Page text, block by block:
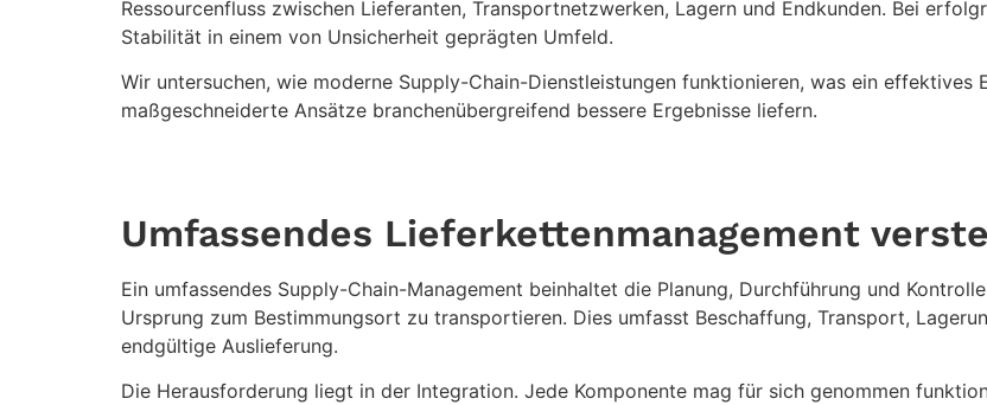
Ressourcenfluss zwischen Lieferanten, Transportnetzwerken, Lagern und Endkunden. Bei
Stabilität in einem von Unsicherheit geprägten Umfeld.
Wir untersuchen, wie moderne Supply-Chain-Dienstleistungen funktionieren, was ein effektives
maßgeschneiderte Ansätze branchenübergreifend bessere Ergebnisse liefern.
Umfassendes Lieferkettenmanagement
Ein umfassendes Supply-Chain-Management beinhaltet die Planung, Durchführung und
Ursprung zum Bestimmungsort zu transportieren. Dies umfasst Beschaffung, Transport,
endgültige Auslieferung.
Die Herausforderung liegt in der Integration. Jede Komponente mag für sich genommen